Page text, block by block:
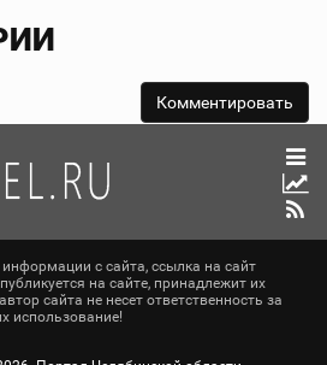
с сайта, ссылка на сайт
на сайте, принадлежит их
сайта не несет ответственность за
использование!